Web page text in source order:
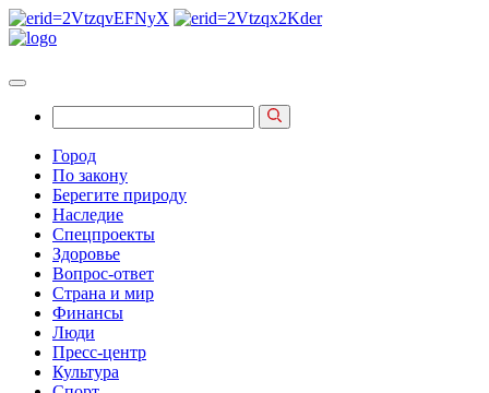
Город
По закону
Берегите природу
Наследие
Спецпроекты
Здоровье
Вопрос-ответ
Страна и мир
Финансы
Люди
Пресс-центр
Культура